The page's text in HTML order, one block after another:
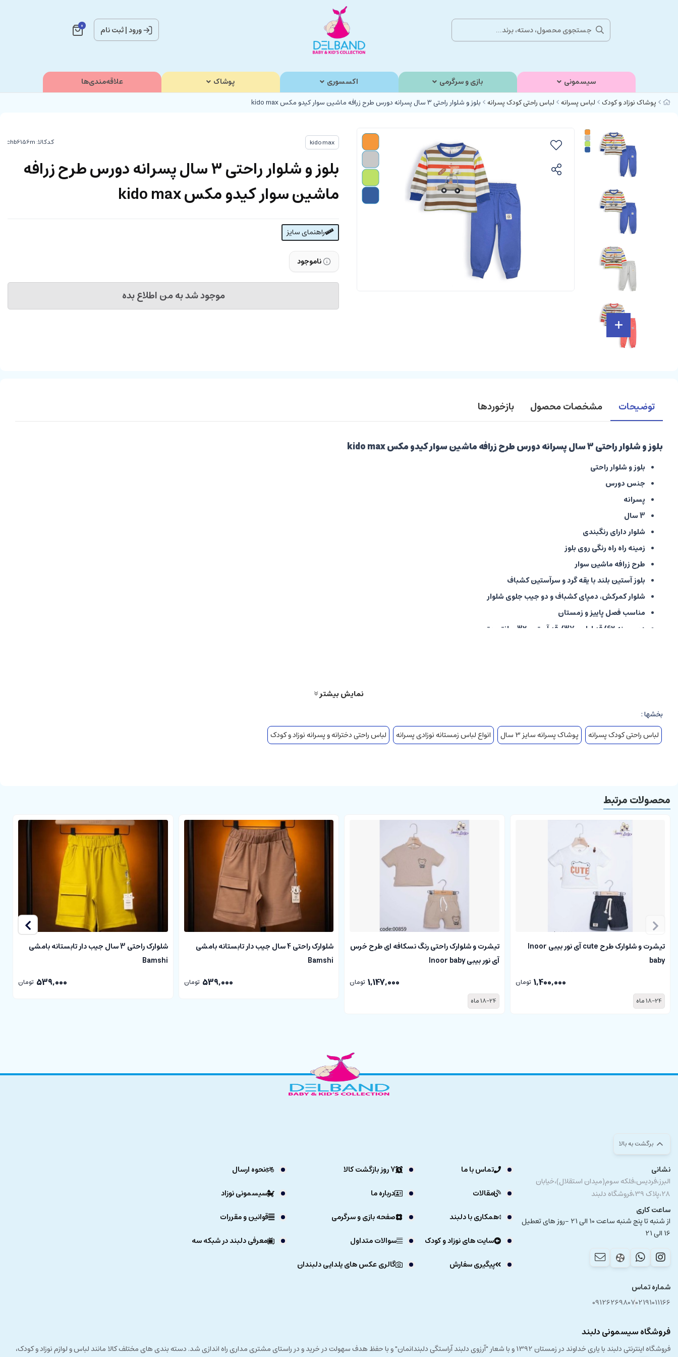
ورود|ثبت نام 0
سیسمونی بازی و سرگرمی اکسسوری پوشاک علاقه‌مندی‌ها
پوشاک نوزاد و کودک لباس پسرانه لباس راحتی کودک پسرانه بلوز و شلوار راحتی 3 سال پسرانه دورس طرح زرافه ماشین سوار کیدو مکس kido max
kido max کدکالا:
بلوز و شلوار راحتی 3 سال پسرانه دورس طرح زرافه
ماشین سوار کیدو مکس kido max
راهنمای سایز
ناموجود
موجود شد به من اطلاع بده
توضیحات مشخصات محصول بازخوردها
بلوز و شلوار راحتی 3 سال پسرانه دورس طرح زرافه ماشین سوار کیدو مکس kido max
بلوز و شلوار راحتی
جنس دورس
پسرانه
3 سال
شلوار دارای رنگبندی
زمینه راه راه رنگی روی بلوز
طرح زرافه ماشین سوار
بلوز آستین بلند با یقه گرد و سرآستین کشباف
شلوار کمرکش، دمپای کشباف و دو جیب جلوی شلوار
مناسب فصل پاییز و زمستان
دور سینه 62/قد لباس 37/ قد آستین 32 سانتی متر
نمایش بیشتر
بخشها :
لباس راحتی کودک پسرانه
پوشاک پسرانه سایز 3 سال انواع لباس زمستانه نوزادی پسرانه لباس راحتی دخترانه و پسرانه نوزاد و کودک
محصولات مرتبط
تیشرت و شلوارک طرح cute آی نور بیبی Inoor
baby
1,400,000 تومان
18-24 ماه
تیشرت و شلوارک راحتی رنگ نسکافه ای طرح خرس
آی نور بیبی Inoor baby
1,147,000 تومان
18-24 ماه
شلوارک راحتی 4 سال جیب دار تابستانه بامشی
Bamshi
539,000 تومان
شلوارک راحتی 3 سال جیب دار تابستانه بامشی
Bamshi
539,000 تومان
برگشت به بالا
نشانی
البرز،فردیس،فلکه سوم(میدان استقلال)،خیابان
28،پلاک 39،فروشگاه دلبند
ساعت کاری
از شنبه تا پنج شنبه ساعت 10 الی 21 -روز های تعطیل
16 الی 21
شماره تماس
02191011166
09126269807
تماس با ما 7 روز بازگشت کالا
نحوه ارسال
مقالات
درباره ما
سیسمونی نوزاد
همکاری با دلبند
صفحه بازی و سرگرمی
قوانین و مقررات
سایت های نوزاد و کودک
سوالات متداول
معرفی دلبند در شبکه سه
پیگیری سفارش
گالری عکس های یلدایی دلبندان
فروشگاه سیسمونی دلبند
فروشگاه اینترنتی دلبند با یاری خداوند در زمستان 1392 و با شعار "آرزوی دلبند آراستگی دلبندانمان" و با حفظ هدف سهولت در خرید و در راستای مشتری مداری راه اندازی شد. دسته بندی های مختلف کالا مانند لباس و لوازم نوزاد و کودک،